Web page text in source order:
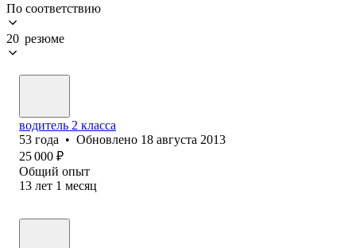
По соответствию
20 резюме
водитель 2 класса
53 года • Обновлено 18 августа 2013
25 000 ₽
Общий опыт
13 лет 1 месяц